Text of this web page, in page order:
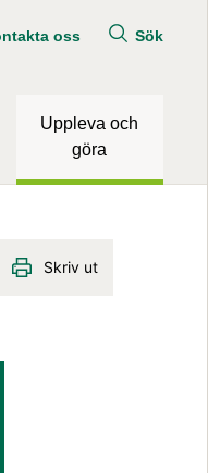
oss Sök
Uppleva och
göra
Skriv ut